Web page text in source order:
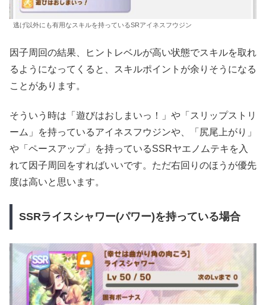
逃げ以外にも有用なスキルを持っているSRアイネスフウジン
因子周回の結果、ヒントレベルが高い状態でスキルを取れ
るようになってくると、スキルポイントが余りそうになる
ことがあります。
そういう時は「遊びはおしまいっ！」や「スリップストリ
ーム」を持っているアイネスフウジンや、「尻尾上がり」
や「ペースアップ」を持っているSSRヤエノムテキを入
れて因子周回をすればいいです。ただ右回りのほうが優先
度は高いと思います。
SSRライスシャワー(パワー)を持っている場合